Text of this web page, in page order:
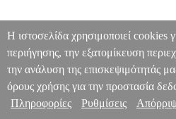
Η ιστοσελίδα χρησιμοποιεί cookies
περιήγησης, την εξατομίκευση
την ανάλυση της επισκεψιμότητάς
όρους χρήσης για την προστασία
Πληροφορίες
Ρυθμίσεις